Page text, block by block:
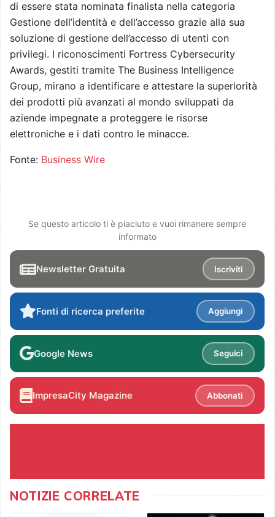
di essere stata nominata finalista nella categoria
Gestione dell’identità e dell’accesso grazie alla sua
soluzione di gestione dell’accesso di utenti con
privilegi. I riconoscimenti Fortress Cybersecurity
Awards, gestiti tramite The Business Intelligence
Group, mirano a identificare e attestare la superiorità
dei prodotti più avanzati al mondo sviluppati da
aziende impegnate a proteggere le risorse
elettroniche e i dati contro le minacce.
Fonte: Business Wire
Se questo articolo ti è piaciuto e vuoi rimanere sempre
informato
Newsletter Gratuita Iscriviti
Fonti di ricerca preferite Aggiungi
Google News Seguici
ImpresaCity Magazine Abbonati
NOTIZIE CORRELATE